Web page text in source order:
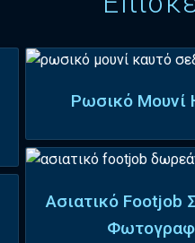
Ρωσικό Μουνί
Ασιατικό Footjob